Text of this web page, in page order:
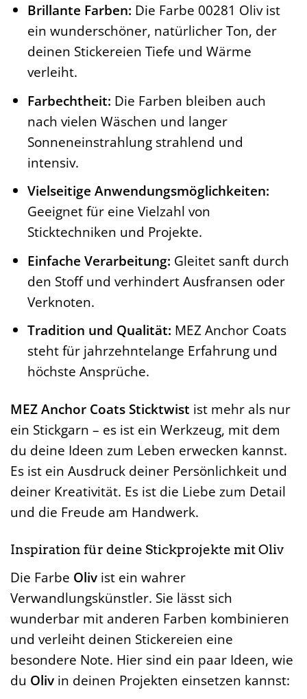
Brillante Farben: Die Farbe 00281 Oliv ist
ein wunderschöner, natürlicher Ton, der
deinen Stickereien Tiefe und Wärme
verleiht.
Farbechtheit: Die Farben bleiben auch
nach vielen Wäschen und langer
Sonneneinstrahlung strahlend und
intensiv.
Vielseitige Anwendungsmöglichkeiten:
Geeignet für eine Vielzahl von
Sticktechniken und Projekte.
Einfache Verarbeitung: Gleitet sanft durch
den Stoff und verhindert Ausfransen oder
Verknoten.
Tradition und Qualität: MEZ Anchor Coats
steht für jahrzehntelange Erfahrung und
höchste Ansprüche.
MEZ Anchor Coats Sticktwist ist mehr als nur
ein Stickgarn – es ist ein Werkzeug, mit dem
du deine Ideen zum Leben erwecken kannst.
Es ist ein Ausdruck deiner Persönlichkeit und
deiner Kreativität. Es ist die Liebe zum Detail
und die Freude am Handwerk.
Inspiration für deine Stickprojekte mit Oliv
Die Farbe Oliv ist ein wahrer
Verwandlungskünstler. Sie lässt sich
wunderbar mit anderen Farben kombinieren
und verleiht deinen Stickereien eine
besondere Note. Hier sind ein paar Ideen, wie
du Oliv in deinen Projekten einsetzen kannst: